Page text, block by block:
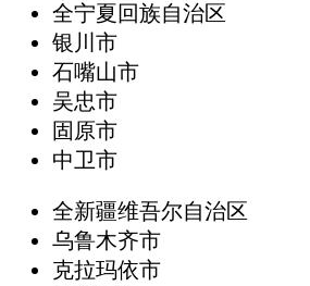
全宁夏回族自治区
银川市
石嘴山市
吴忠市
固原市
中卫市
全新疆维吾尔自治区
乌鲁木齐市
克拉玛依市